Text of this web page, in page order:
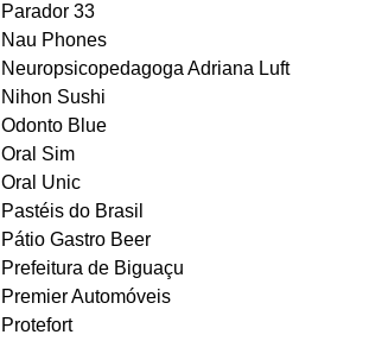
Parador 33
Nau Phones
Neuropsicopedagoga Adriana Luft
Nihon Sushi
Odonto Blue
Oral Sim
Oral Unic
Pastéis do Brasil
Pátio Gastro Beer
Prefeitura de Biguaçu
Premier Automóveis
Protefort